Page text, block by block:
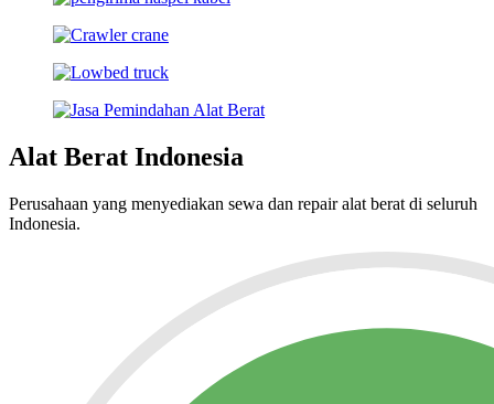
Alat Berat Indonesia
Perusahaan yang menyediakan sewa dan repair alat berat di seluruh
Indonesia.